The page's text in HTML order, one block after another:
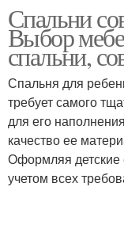
Спальни
Выбор
спальни,
Спальня для
требует самого
для его
качество ее
Оформляя детские
учетом всех